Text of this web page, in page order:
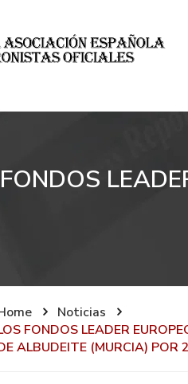
Noticias
FONDOS LEADER
ALBUDEITE (MURCIA) POR